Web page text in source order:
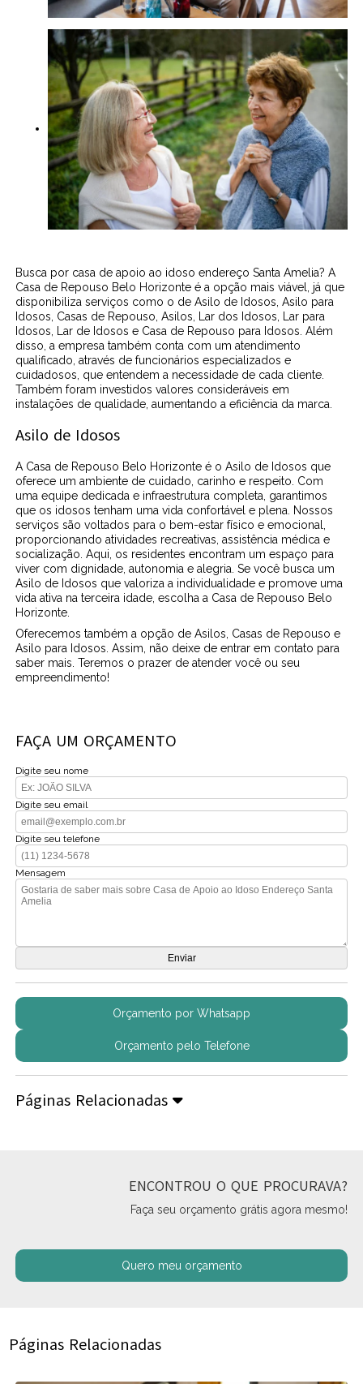
Busca por casa de apoio ao idoso endereço Santa Amelia? A
Casa de Repouso Belo Horizonte é a opção mais viável, já que
disponibiliza serviços como o de Asilo de Idosos, Asilo para
Idosos, Casas de Repouso, Asilos, Lar dos Idosos, Lar para
Idosos, Lar de Idosos e Casa de Repouso para Idosos. Além
disso, a empresa também conta com um atendimento
qualificado, através de funcionários especializados e
cuidadosos, que entendem a necessidade de cada cliente.
Também foram investidos valores consideráveis em
instalações de qualidade, aumentando a eficiência da marca.
Asilo de Idosos
A Casa de Repouso Belo Horizonte é o Asilo de Idosos que
oferece um ambiente de cuidado, carinho e respeito. Com
uma equipe dedicada e infraestrutura completa, garantimos
que os idosos tenham uma vida confortável e plena. Nossos
serviços são voltados para o bem-estar físico e emocional,
proporcionando atividades recreativas, assistência médica e
socialização. Aqui, os residentes encontram um espaço para
viver com dignidade, autonomia e alegria. Se você busca um
Asilo de Idosos que valoriza a individualidade e promove uma
vida ativa na terceira idade, escolha a Casa de Repouso Belo
Horizonte.
Oferecemos também a opção de Asilos, Casas de Repouso e
Asilo para Idosos. Assim, não deixe de entrar em contato para
saber mais. Teremos o prazer de atender você ou seu
empreendimento!
FAÇA UM ORÇAMENTO
Digite seu nome
Digite seu email
Digite seu telefone
Mensagem
Orçamento por Whatsapp
Orçamento pelo Telefone
Páginas Relacionadas
ENCONTROU O QUE PROCURAVA?
Faça seu orçamento grátis agora mesmo!
Quero meu orçamento
Páginas Relacionadas